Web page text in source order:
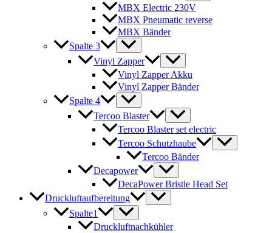
MBX Electric 230V
MBX Pneumatic reverse
MBX Bänder
Spalte 3
Vinyl Zapper
Vinyl Zapper Akku
Vinyl Zapper Bänder
Spalte 4
Tercoo Blaster
Tercoo Blaster set electric
Tercoo Schutzhaube
Tercoo Bänder
Decapower
DecaPower Bristle Head Set
Druckluftaufbereitung
Spalte1
Druckluftnachkühler